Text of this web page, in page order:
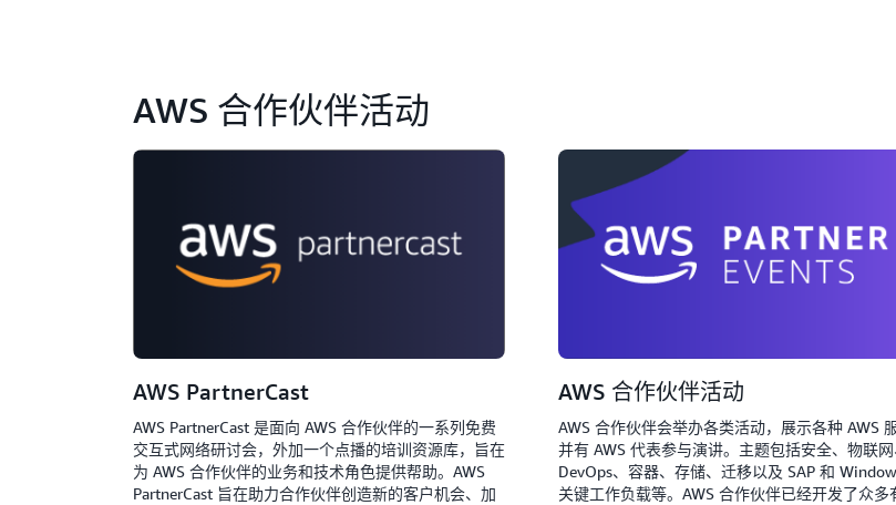
AWS 合作伙伴活动
AWS PartnerCast
AWS PartnerCast 是面向 AWS 合作伙伴的一系列免费
交互式网络研讨会，外加一个点播的培训资源库，旨在
为 AWS 合作伙伴的业务和技术角色提供帮助。AWS
PartnerCast 旨在助力合作伙伴创造新的客户机会、加
AWS 合作伙伴活动
AWS 合作伙伴会举办各类活动，展示各种 AWS 服
并有 AWS 代表参与演讲。主题包括安全、物联网
DevOps、容器、存储、迁移以及 SAP 和
关键工作负载等。AWS 合作伙伴已经开发了众多